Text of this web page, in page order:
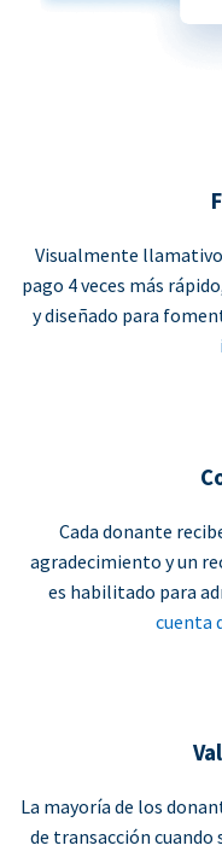
Visualmente
pago 4 veces más
y diseñado para
Cada donante
agradecimiento y un
es habilitado para
cuenta
La mayoría de los
de transacción cuando